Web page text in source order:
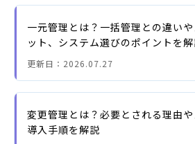
一元管理とは？一括管理との違い
ット、システム選びのポイントを
更新日： 2026.07.27
変更管理とは？必要とされる理由や
導入手順を解説